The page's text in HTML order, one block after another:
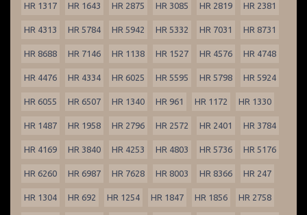
HR 1317 HR 1643 HR 2875 HR 3085 HR 2819 HR 2381
HR 4313 HR 5784 HR 5942 HR 5332 HR 7031 HR 8731
HR 8688 HR 7146 HR 1138 HR 1527 HR 4576 HR 4748
HR 4476 HR 4334 HR 6025 HR 5595 HR 5798 HR 5924
HR 6055 HR 6507 HR 1340 HR 961 HR 1172 HR 1330
HR 1487 HR 1958 HR 2796 HR 2572 HR 2401 HR 3784
HR 4169 HR 3840 HR 4253 HR 4803 HR 5736 HR 5176
HR 6260 HR 6987 HR 7628 HR 8003 HR 8366 HR 247
HR 1304 HR 692 HR 1254 HR 1847 HR 1856 HR 2758